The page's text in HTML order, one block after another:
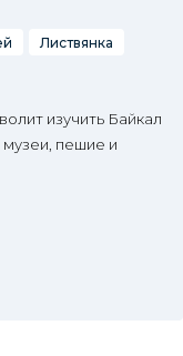
Листвянка
изучить Байкал
музеи, пешие и